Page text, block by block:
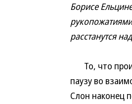
Борисе
расстанутся
То, что
паузу во
Слон наконец